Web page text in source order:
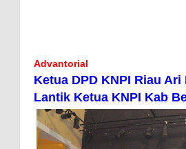
Advantorial
Ketua DPD KNPI Riau
Lantik Ketua KNPI Kab